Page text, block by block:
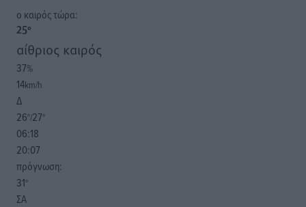
o καιρός τώρα:
25°
αίθριος καιρός
37%
14km/h
Δ
26°/27°
06:18
20:07
πρόγνωση:
31°
ΣΑ